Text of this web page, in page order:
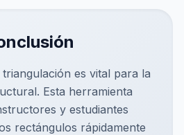
es vital para la
Esta herramienta
y estudiantes
rectángulos rápidamente